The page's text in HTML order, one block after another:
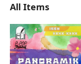
All Items